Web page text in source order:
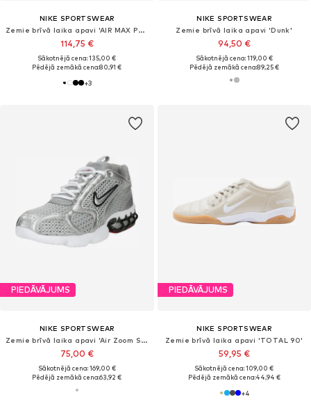
NIKE SPORTSWEAR
Zemie brīvā laika apavi 'AIR MAX PHOENIX'
114,75 €
Sākotnējā cena: 135,00 €
Pēdējā zemākā cena:80,91 €
+3
NIKE SPORTSWEAR
Zemie brīvā laika apavi 'Dunk'
94,50 €
Sākotnējā cena: 119,00 €
Pēdējā zemākā cena:89,25 €
PIEDĀVĀJUMS
NIKE SPORTSWEAR
Zemie brīvā laika apavi 'Air Zoom Spiridon Cage 2'
75,00 €
Sākotnējā cena: 169,00 €
Pēdējā zemākā cena:63,92 €
PIEDĀVĀJUMS
NIKE SPORTSWEAR
Zemie brīvā laika apavi 'TOTAL 90'
59,95 €
Sākotnējā cena: 109,00 €
Pēdējā zemākā cena:44,94 €
+4